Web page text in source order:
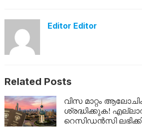
Editor Editor
Related Posts
വിസ മാറ്റം
ശ്രദ്ധിക്കുക!
റെസിഡൻസി